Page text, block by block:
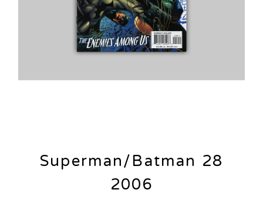
Superman/Batman 28
2006